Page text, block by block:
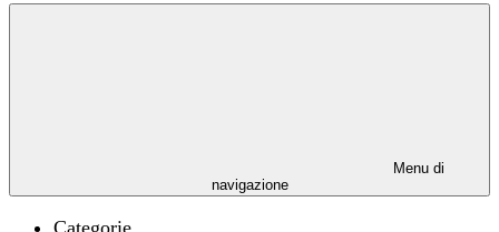
Menu di
navigazione
Categorie